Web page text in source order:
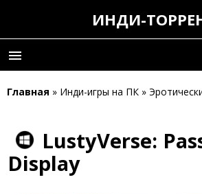
ИНДИ-
menu
Главная » Инди-игры на ПК »
LustyVerse:
Display